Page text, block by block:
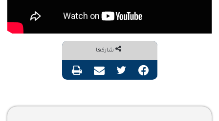
شاركها
فيسبوك تويتر مشاركة عبر البريد طباعة